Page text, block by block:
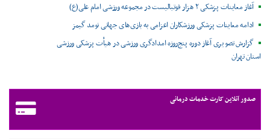
آغاز معاینات پزشکی ۲ هزار فوتبالیست در مجموعه ورزشی امام علی(ع)
ادامه معاینات پزشکی ورزشکاران اعزامی به بازی‌های جهانی نومد گیمز
گزارش تصویری آغاز دوره پنج‌روزه امدادگری ورزشی در هیأت پزشکی ورزشی
استان تهران
صدور آنلاین کارت خدمات درمانی